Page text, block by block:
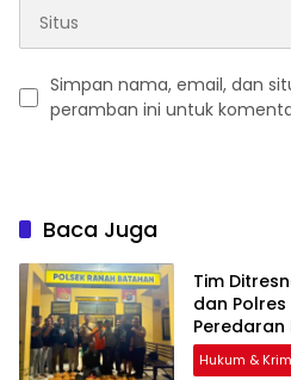
Simpan nama, email, dan
peramban ini untuk
Baca Juga
Tim
dan
Peredaran
Kering
Hukum &